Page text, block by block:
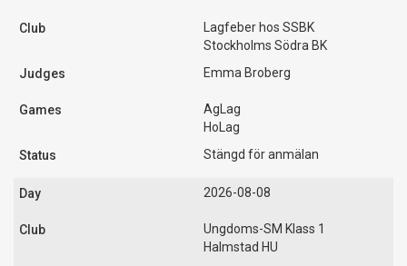
Lagfeber hos SSBK
Stockholms Södra BK
Emma Broberg
AgLag
HoLag
Stängd för anmälan
2026-08-08
Ungdoms-SM Klass 1
Halmstad HU